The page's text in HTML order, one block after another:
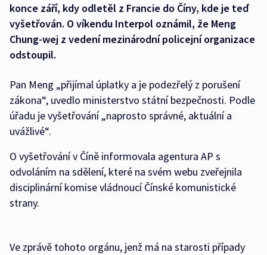
konce září, kdy odletěl z Francie do Číny, kde je teď
vyšetřován. O víkendu Interpol oznámil, že Meng
Chung-wej z vedení mezinárodní policejní organizace
odstoupil.
Pan Meng „přijímal úplatky a je podezřelý z porušení
zákona“, uvedlo ministerstvo státní bezpečnosti. Podle
úřadu je vyšetřování „naprosto správné, aktuální a
uvážlivé“.
O vyšetřování v Číně informovala agentura AP s
odvoláním na sdělení, které na svém webu zveřejnila
disciplinární komise vládnoucí Čínské komunistické
strany.
Ve zprávě tohoto orgánu, jenž má na starosti případy